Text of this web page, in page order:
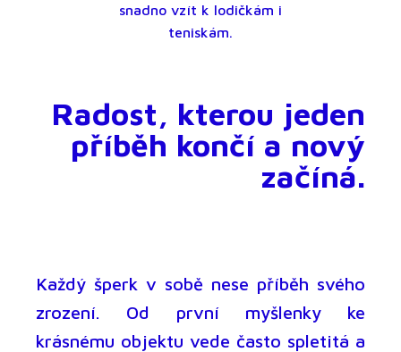
snadno vzít k lodičkám i
teniskám.
Radost, kterou jeden
příběh končí a nový
začíná.
Každý šperk v sobě nese příběh svého
zrození. Od první myšlenky ke
krásnému objektu vede často spletitá a